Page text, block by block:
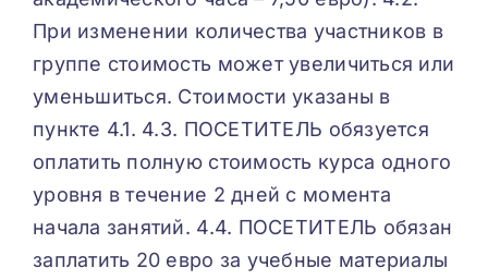
При изменении количества участников в
группе стоимость может увеличиться или
уменьшиться. Стоимости указаны в
пункте 4.1. 4.3. ПОСЕТИТЕЛЬ обязуется
оплатить полную стоимость курса одного
уровня в течение 2 дней с момента
начала занятий. 4.4. ПОСЕТИТЕЛЬ обязан
заплатить 20 евро за учебные материалы